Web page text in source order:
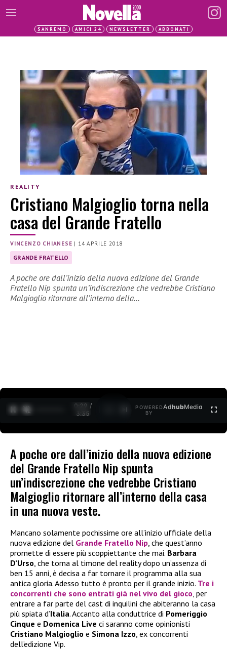
SANREMO AMICI 24 NEWSLETTER ABBONATI
REALITY
Cristiano Malgioglio torna nella
casa del Grande Fratello
VINCENZO CHIANESE | 14 APRILE 2018
GRANDE FRATELLO
A poche ore dall’inizio della nuova edizione del Grande
Fratello Nip spunta un’indiscrezione che vedrebbe Cristiano
Malgioglio ritornare all’interno della…
0:30 /
3:35
POWERED
BY
AdhubMedia
A poche ore dall’inizio della nuova edizione
del Grande Fratello Nip spunta
un’indiscrezione che vedrebbe Cristiano
Malgioglio ritornare all’interno della casa
in una nuova veste.
Mancano solamente pochissime ore all’inizio ufficiale della
nuova edizione del Grande Fratello Nip, che quest’anno
promette di essere più scoppiettante che mai. Barbara
D’Urso, che torna al timone del reality dopo un’assenza di
ben 15 anni, è decisa a far tornare il programma alla sua
antica gloria. Adesso tutto è pronto per il grande inizio. Tre i
concorrenti che sono entrati già nel vivo del gioco, per
entrare a far parte del cast di inquilini che abiteranno la casa
più spiata d’Italia. Accanto alla conduttrice di Pomeriggio
Cinque e Domenica Live ci saranno come opinionisti
Cristiano Malgioglio e Simona Izzo, ex concorrenti
dell’edizione Vip.